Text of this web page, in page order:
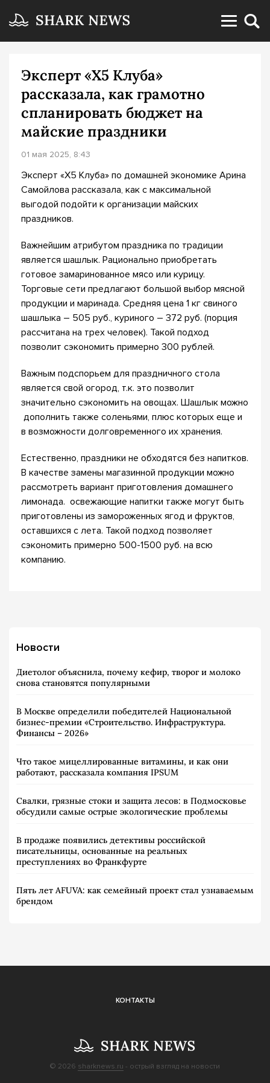
Эксперт «Х5 Клуба»
рассказала, как грамотно
спланировать бюджет на
майские праздники
01 мая 2025, 8:43
Эксперт «Х5 Клуба» по домашней экономике Арина
Самойлова рассказала, как с максимальной
выгодой подойти к организации майских
праздников.
Важнейшим атрибутом праздника по традиции
является шашлык. Рационально приобретать
готовое замаринованное мясо или курицу.
Торговые сети предлагают большой выбор мясной
продукции и маринада. Средняя цена 1 кг свиного
шашлыка – 505 руб., куриного – 372 руб. (порция
рассчитана на трех человек). Такой подход
позволит сэкономить примерно 300 рублей.
Важным подспорьем для праздничного стола
является свой огород, т.к. это позволит
значительно сэкономить на овощах. Шашлык можно
дополнить также соленьями, плюс которых еще и
в возможности долговременного их хранения.
Естественно, праздники не обходятся без напитков.
В качестве замены магазинной продукции можно
рассмотреть вариант приготовления домашнего
лимонада. освежающие напитки также могут быть
приготовлены из замороженных ягод и фруктов,
оставшихся с лета. Такой подход позволяет
сэкономить примерно 500-1500 руб. на всю
компанию.
Новости
Диетолог объяснила, почему кефир, творог и молоко
снова становятся популярными
В Москве определили победителей Национальной
бизнес-премии «Строительство. Инфраструктура.
Финансы – 2026»
Что такое мицеллированные витамины, и как они
работают, рассказала компания IPSUM
Свалки, грязные стоки и защита лесов: в Подмосковье
обсудили самые острые экологические проблемы
В продаже появились детективы российской
писательницы, основанные на реальных
преступлениях во Франкфурте
Пять лет AFUVA: как семейный проект стал узнаваемым
брендом
КОНТАКТЫ
© 2026 sharknews.ru - острый взгляд на новости